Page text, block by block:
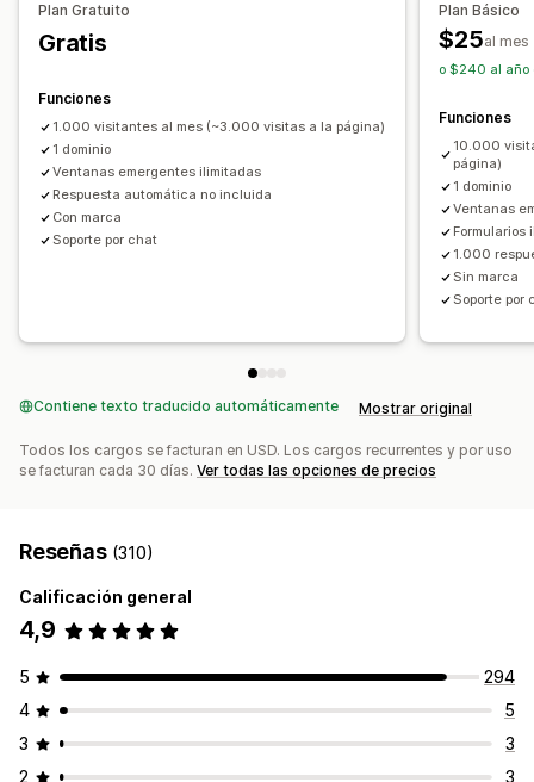
Encuestas Cuestionarios
Ventanas emergentes de advertencia
Verificación de edad
Ventanas emergentes personalizadas
Ventanas emergentes de gestión
Herramienta de edición
Código personalizado
Fuentes personalizadas
Activadores y reglas
Automatizaciones Segmentación Geolocalización
Informes
Informes y estadísticas
Prueba A/B Seguimiento
Creador de ventanas emergentes
Widgets personalizables Prueba A/B
Reglas de segmentación
Seguimiento del comportamiento
Plan Gratuito
Gratis
Funciones
1.000 visitantes al mes (~3.000 visitas a la página)
1 dominio
Ventanas emergentes ilimitadas
Respuesta automática no incluida
Con marca
Soporte por chat
Plan Básico
$25al mes
o $240 al año
Funciones
10.000
página)
1 dominio
Ventanas
Formularios
1.000
Sin marca
Soporte por
Contiene texto traducido automáticamente Mostrar original
Todos los cargos se facturan en USD. Los cargos recurrentes y por uso
se facturan cada 30 días. Ver todas las opciones de precios
Reseñas (310)
Calificación general
4,9
5
294
4
5
3
3
2
3